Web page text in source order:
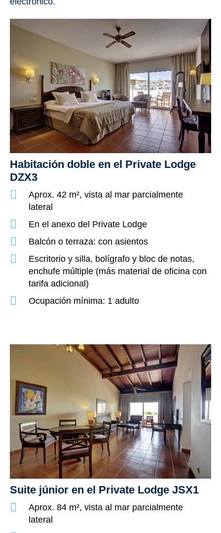
Habitación doble en el Private Lodge
DZX3
Aprox. 42 m², vista al mar parcialmente
lateral
En el anexo del Private Lodge
Balcón o terraza: con asientos
Escritorio y silla, bolígrafo y bloc de notas,
enchufe múltiple (más material de oficina con
tarifa adicional)
Ocupación mínima: 1 adulto
Suite júnior en el Private Lodge JSX1
Aprox. 84 m², vista al mar parcialmente
lateral